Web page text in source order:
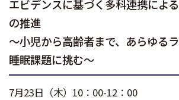
エビデンスに基づく多科連携によ
の推進
〜小児から高齢者まで、あらゆる
睡眠課題に挑む〜
7月23日（木）10：00-12：00